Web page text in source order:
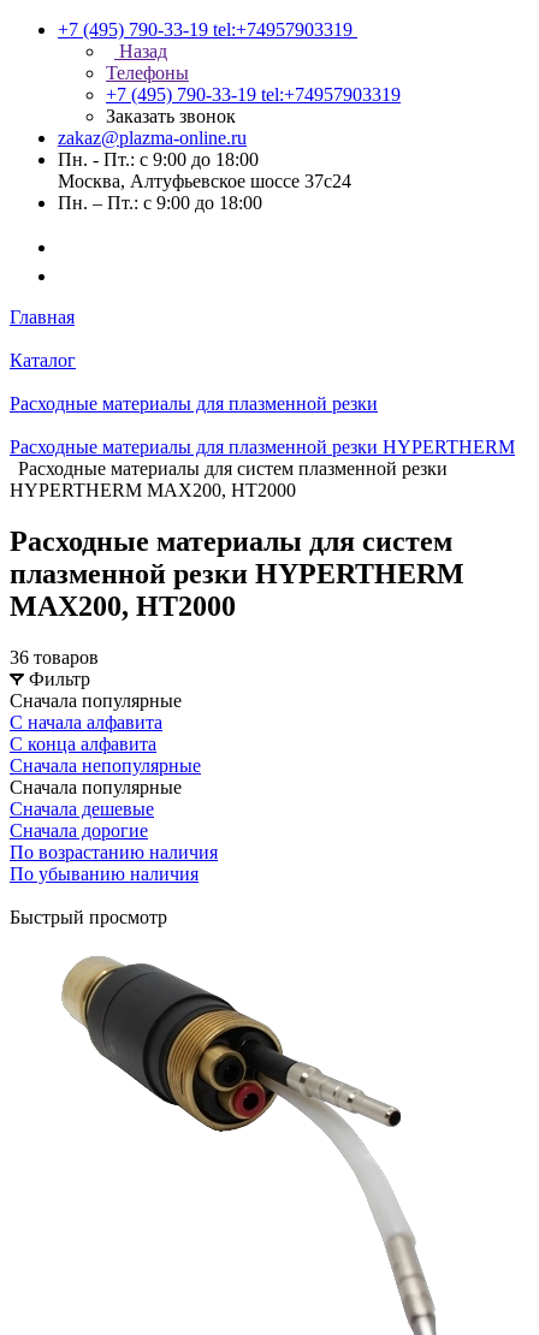
+7 (495) 790-33-19 tel:+74957903319
Назад
Телефоны
+7 (495) 790-33-19 tel:+74957903319
Заказать звонок
zakaz@plazma-online.ru
Пн. - Пт.: с 9:00 до 18:00
Москва, Алтуфьевское шоссе 37с24
Пн. – Пт.: с 9:00 до 18:00
Главная
Каталог
Расходные материалы для плазменной резки
Расходные материалы для плазменной резки HYPERTHERM
Расходные материалы для систем плазменной резки
HYPERTHERM MAX200, HT2000
Расходные материалы для систем
плазменной резки HYPERTHERM
MAX200, HT2000
36 товаров
Фильтр
Сначала популярные
С начала алфавита
С конца алфавита
Сначала непопулярные
Сначала популярные
Сначала дешевые
Сначала дорогие
По возрастанию наличия
По убыванию наличия
Быстрый просмотр